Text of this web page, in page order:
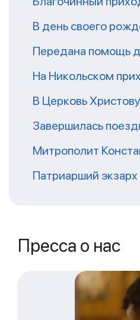
В день своего
Передана помощь
На Никольском
В Церковь
Завершилась
Митрополит
Патриарший
Пресса о нас